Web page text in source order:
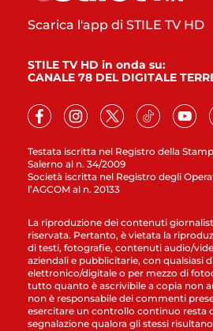
Testata iscritta nel Registro della
Salerno al n. 34/2009
Società iscritta nel Registro degli
l’AGCOM al n. 20133
Scarica l'app di STILE TV HD
STILE TV HD in onda su:
CANALE 78 DEL DIGITALE
La riproduzione dei contenuti
riservata. Pertanto, è vietata la
di testi, fotografie, contenuti audio/
aziendali e pubblicitarie, con qualsiasi
elettronico/digitale o per mezzo di
tutto quanto è ascrivibile a copia non
non è responsabile dei commenti
esercitare un controllo continuo resta
segnalazione qualora gli stessi